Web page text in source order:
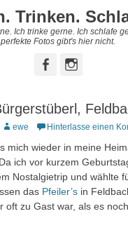
Trinken.
Ich trinke gerne. Ich schlafe
perfekte Fotos gibt's hier nicht.
FacebookInstagram
Autorewe Hinterlasse einen
mich wieder in meine
ich vor kurzem
Nostalgietrip und wählte
das Pfeiler’s in
oft zu Gast war, als es